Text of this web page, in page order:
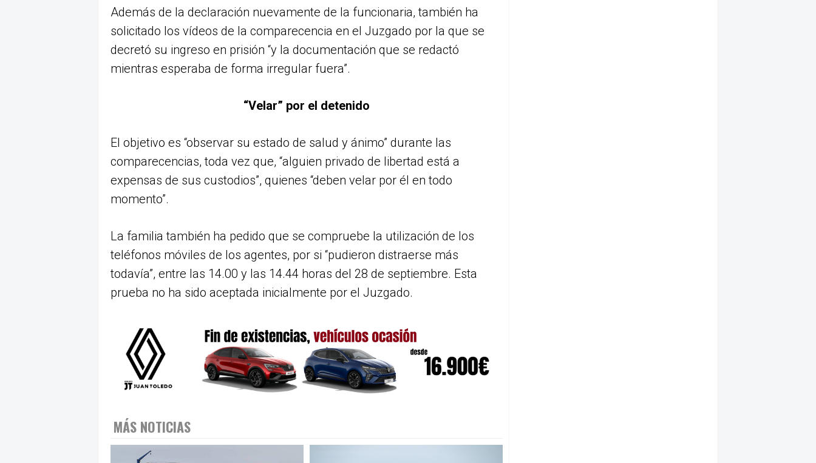
Además de la declaración nuevamente de la funcionaria, también ha
solicitado los vídeos de la comparecencia en el Juzgado por la que se
decretó su ingreso en prisión “y la documentación que se redactó
mientras esperaba de forma irregular fuera”.
“Velar” por el detenido
El objetivo es “observar su estado de salud y ánimo” durante las
comparecencias, toda vez que, “alguien privado de libertad está a
expensas de sus custodios”, quienes “deben velar por él en todo
momento”.
La familia también ha pedido que se compruebe la utilización de los
teléfonos móviles de los agentes, por si “pudieron distraerse más
todavía”, entre las 14.00 y las 14.44 horas del 28 de septiembre. Esta
prueba no ha sido aceptada inicialmente por el Juzgado.
MÁS NOTICIAS